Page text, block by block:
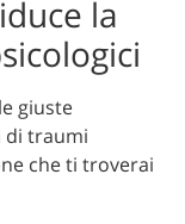
la
giuste
di traumi
che ti troverai